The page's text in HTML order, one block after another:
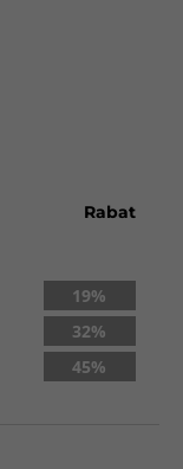
Rabat
19%
32%
45%